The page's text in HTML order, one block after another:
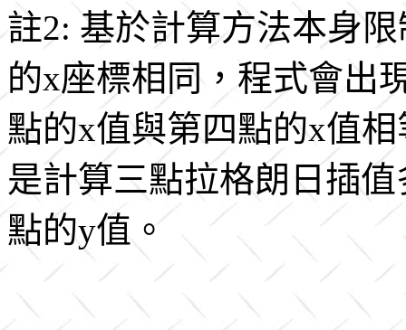
註2: 基於計算方法本身
的x座標相同，程式會出
點的x值與第四點的x值
是計算三點拉格朗日插
點的y值。